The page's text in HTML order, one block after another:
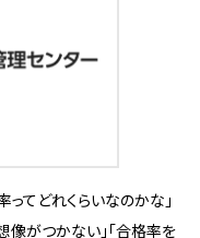
てどれくらいなのかな」
像がつかない」「合格率を